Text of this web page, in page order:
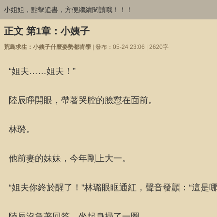
小姐姐，點擊追書，方便繼續閱讀哦！！！
正文 第1章：小姨子
荒島求生：小姨子什麼姿勢都肯學| 發布：05-24 23:06 | 2620字
“姐夫……姐夫！”
陸辰睜開眼，帶著哭腔的臉懟在面前。
林璐。
他前妻的妹妹，今年剛上大一。
“姐夫你終於醒了！”林璐眼眶通紅，聲音發顫：“這